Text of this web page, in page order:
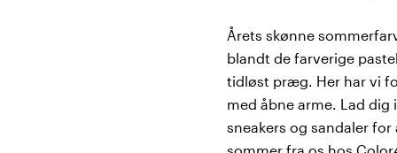
Årets skønne
blandt de farverige
tidløst præg. Her har vi
med åbne arme. Lad
sneakers og sandaler